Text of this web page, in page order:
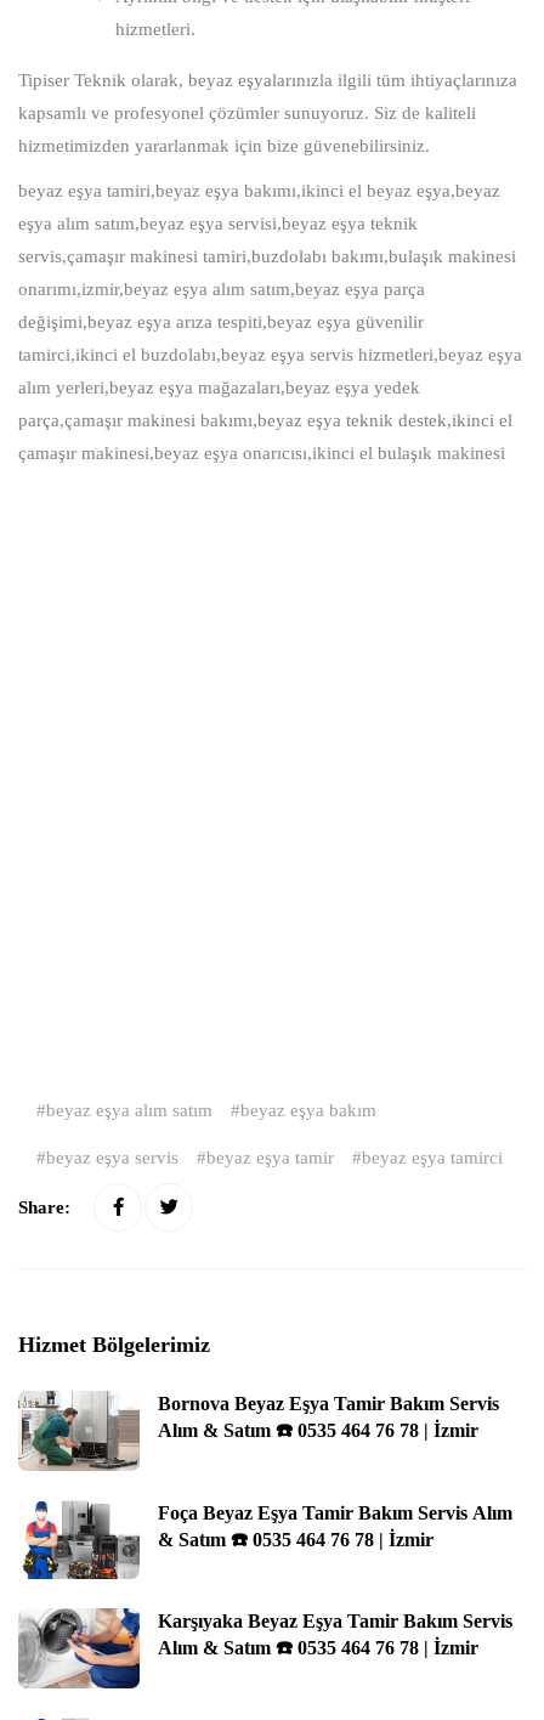
hizmetleri.
Tipiser Teknik olarak, beyaz eşyalarınızla ilgili tüm ihtiyaçlarınıza
kapsamlı ve profesyonel çözümler sunuyoruz. Siz de kaliteli
hizmetimizden yararlanmak için bize güvenebilirsiniz.
beyaz eşya tamiri,beyaz eşya bakımı,ikinci el beyaz eşya,beyaz
eşya alım satım,beyaz eşya servisi,beyaz eşya teknik
servis,çamaşır makinesi tamiri,buzdolabı bakımı,bulaşık makinesi
onarımı,izmir,beyaz eşya alım satım,beyaz eşya parça
değişimi,beyaz eşya arıza tespiti,beyaz eşya güvenilir
tamirci,ikinci el buzdolabı,beyaz eşya servis hizmetleri,beyaz eşya
alım yerleri,beyaz eşya mağazaları,beyaz eşya yedek
parça,çamaşır makinesi bakımı,beyaz eşya teknik destek,ikinci el
çamaşır makinesi,beyaz eşya onarıcısı,ikinci el bulaşık makinesi
beyaz eşya alım satım beyaz eşya bakım
beyaz eşya servis beyaz eşya tamir beyaz eşya tamirci
Share:
Hizmet Bölgelerimiz
Bornova Beyaz Eşya Tamir Bakım Servis
Alım & Satım ☎️ 0535 464 76 78 | İzmir
Foça Beyaz Eşya Tamir Bakım Servis Alım
& Satım ☎️ 0535 464 76 78 | İzmir
Karşıyaka Beyaz Eşya Tamir Bakım Servis
Alım & Satım ☎️ 0535 464 76 78 | İzmir